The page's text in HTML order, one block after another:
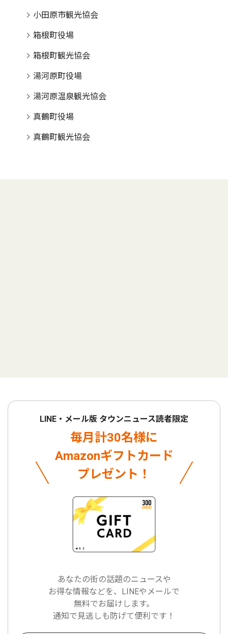
小田原市観光協会
箱根町役場
箱根町観光協会
湯河原町役場
湯河原温泉観光協会
真鶴町役場
真鶴町観光協会
LINE・メール版 タウンニュース読者限定
毎月計30名様に
Amazonギフトカード
プレゼント！
あなたの街の話題のニュースや
お得な情報などを、LINEやメールで
無料でお届けします。
通知で見逃しも防げて便利です！